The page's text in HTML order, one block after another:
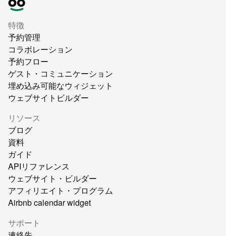
特徴
予約管理
コラボレーション
予約フロー
ゲスト・コミュニケーション
埋め込み可能なウィジェット
ウェブサイトビルダー
リソース
ブログ
資料
ガイド
APIリファレンス
ウェブサイト・ビルダー
アフィリエイト・プログラム
Airbnb calendar widget
サポート